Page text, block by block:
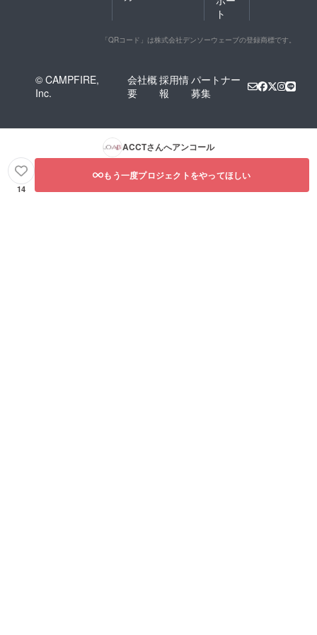
ト
「QRコード」は株式会社デンソーウェーブの登録商標です。
© CAMPFIRE,
Inc.
会社概
要
採用情
報
パートナー
募集
ACCTさんへアンコール
14
もう一度プロジェクトをやってほしい